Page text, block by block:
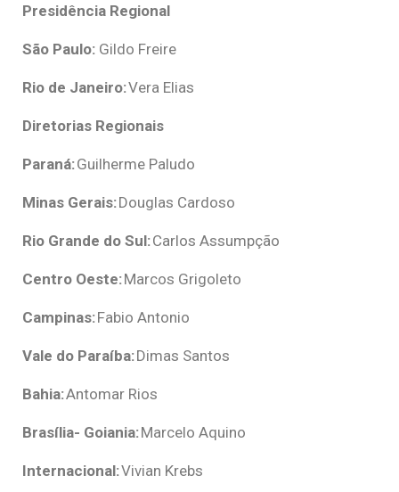
Presidência Regional
São Paulo: Gildo Freire
Rio de Janeiro:Vera Elias
Diretorias Regionais
Paraná:Guilherme Paludo
Minas Gerais:Douglas Cardoso
Rio Grande do Sul:Carlos Assumpção
Centro Oeste:Marcos Grigoleto
Campinas:Fabio Antonio
Vale do Paraíba:Dimas Santos
Bahia:Antomar Rios
Brasília- Goiania:Marcelo Aquino
Internacional:Vivian Krebs